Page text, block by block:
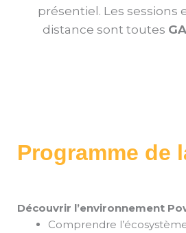
présentiel. Les sessions
distance sont toutes
Programme de
Découvrir l’environnement
Comprendre